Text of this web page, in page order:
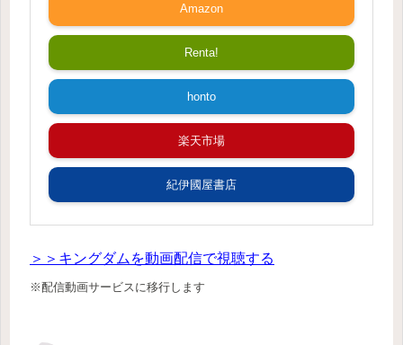
Amazon
Renta!
honto
楽天市場
紀伊國屋書店
＞＞キングダムを動画配信で視聴する
※配信動画サービスに移行します